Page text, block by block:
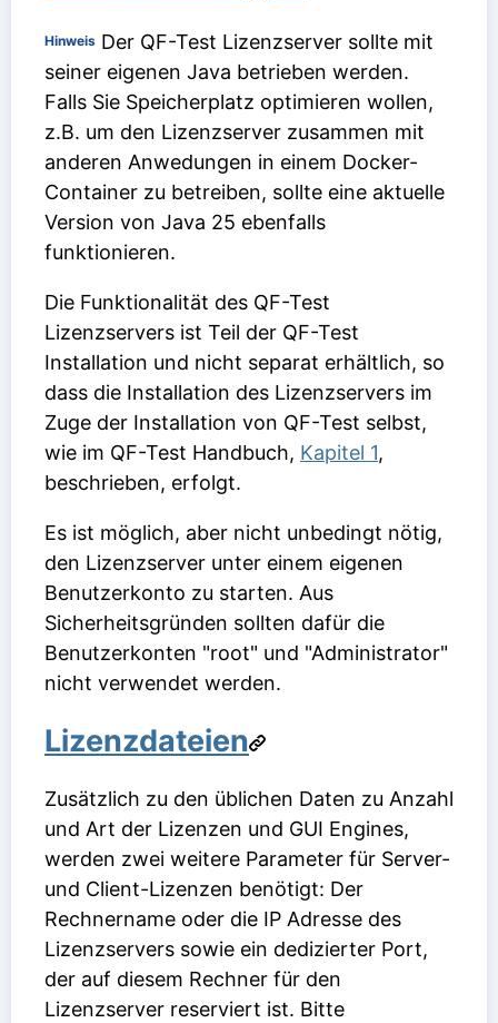
Hinweis Der QF-Test Lizenzserver sollte mit
seiner eigenen Java betrieben werden.
Falls Sie Speicherplatz optimieren wollen,
z.B. um den Lizenzserver zusammen mit
anderen Anwedungen in einem Docker-
Container zu betreiben, sollte eine aktuelle
Version von Java 25 ebenfalls
funktionieren.
Die Funktionalität des QF-Test
Lizenzservers ist Teil der QF-Test
Installation und nicht separat erhältlich, so
dass die Installation des Lizenzservers im
Zuge der Installation von QF-Test selbst,
wie im QF-Test Handbuch, Kapitel 1,
beschrieben, erfolgt.
Es ist möglich, aber nicht unbedingt nötig,
den Lizenzserver unter einem eigenen
Benutzerkonto zu starten. Aus
Sicherheitsgründen sollten dafür die
Benutzerkonten "root" und "Administrator"
nicht verwendet werden.
Lizenzdateien
Zusätzlich zu den üblichen Daten zu Anzahl
und Art der Lizenzen und GUI Engines,
werden zwei weitere Parameter für Server-
und Client-Lizenzen benötigt: Der
Rechnername oder die IP Adresse des
Lizenzservers sowie ein dedizierter Port,
der auf diesem Rechner für den
Lizenzserver reserviert ist. Bitte